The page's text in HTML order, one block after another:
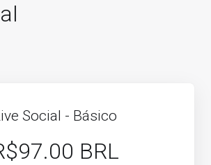
Social - Básico
BRL